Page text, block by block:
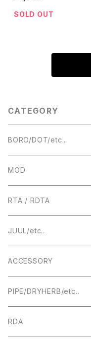
00】【side fire】【
cal Mod】【For RTA
SOLD OUT
CATEGORY
BORO/DOT/etc..
RBA
BOROTANK
MOD
TECHNICAL
Authentic DNA Evolve
MECHANICAL / HYBRID
TUBE MOD
BOX MOD
HIGHEND
RTA / RDTA
22MM
23MM
24MM
19MM
JUUL/etc..
ACCESSORY
DRIPTIP ドリップチップ
PIPE/DRYHERB/etc..
RDA